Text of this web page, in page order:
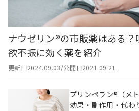
ナウゼリン®の市販薬はある
欲不振に効く薬を紹介
更新日2024.09.03/公開日2021.09.21
プリンペラン®（メ
効果・副作用・代わ